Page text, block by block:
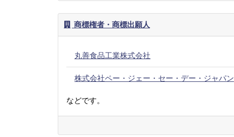
商標権者・商標出願人
丸善食品工業株式会社
株式会社ペー・ジェー・セー・デー・ジャパン
などです。